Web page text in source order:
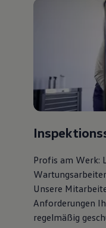
Profis am Werk:
Unsere
Anforderungen
regelmäßig